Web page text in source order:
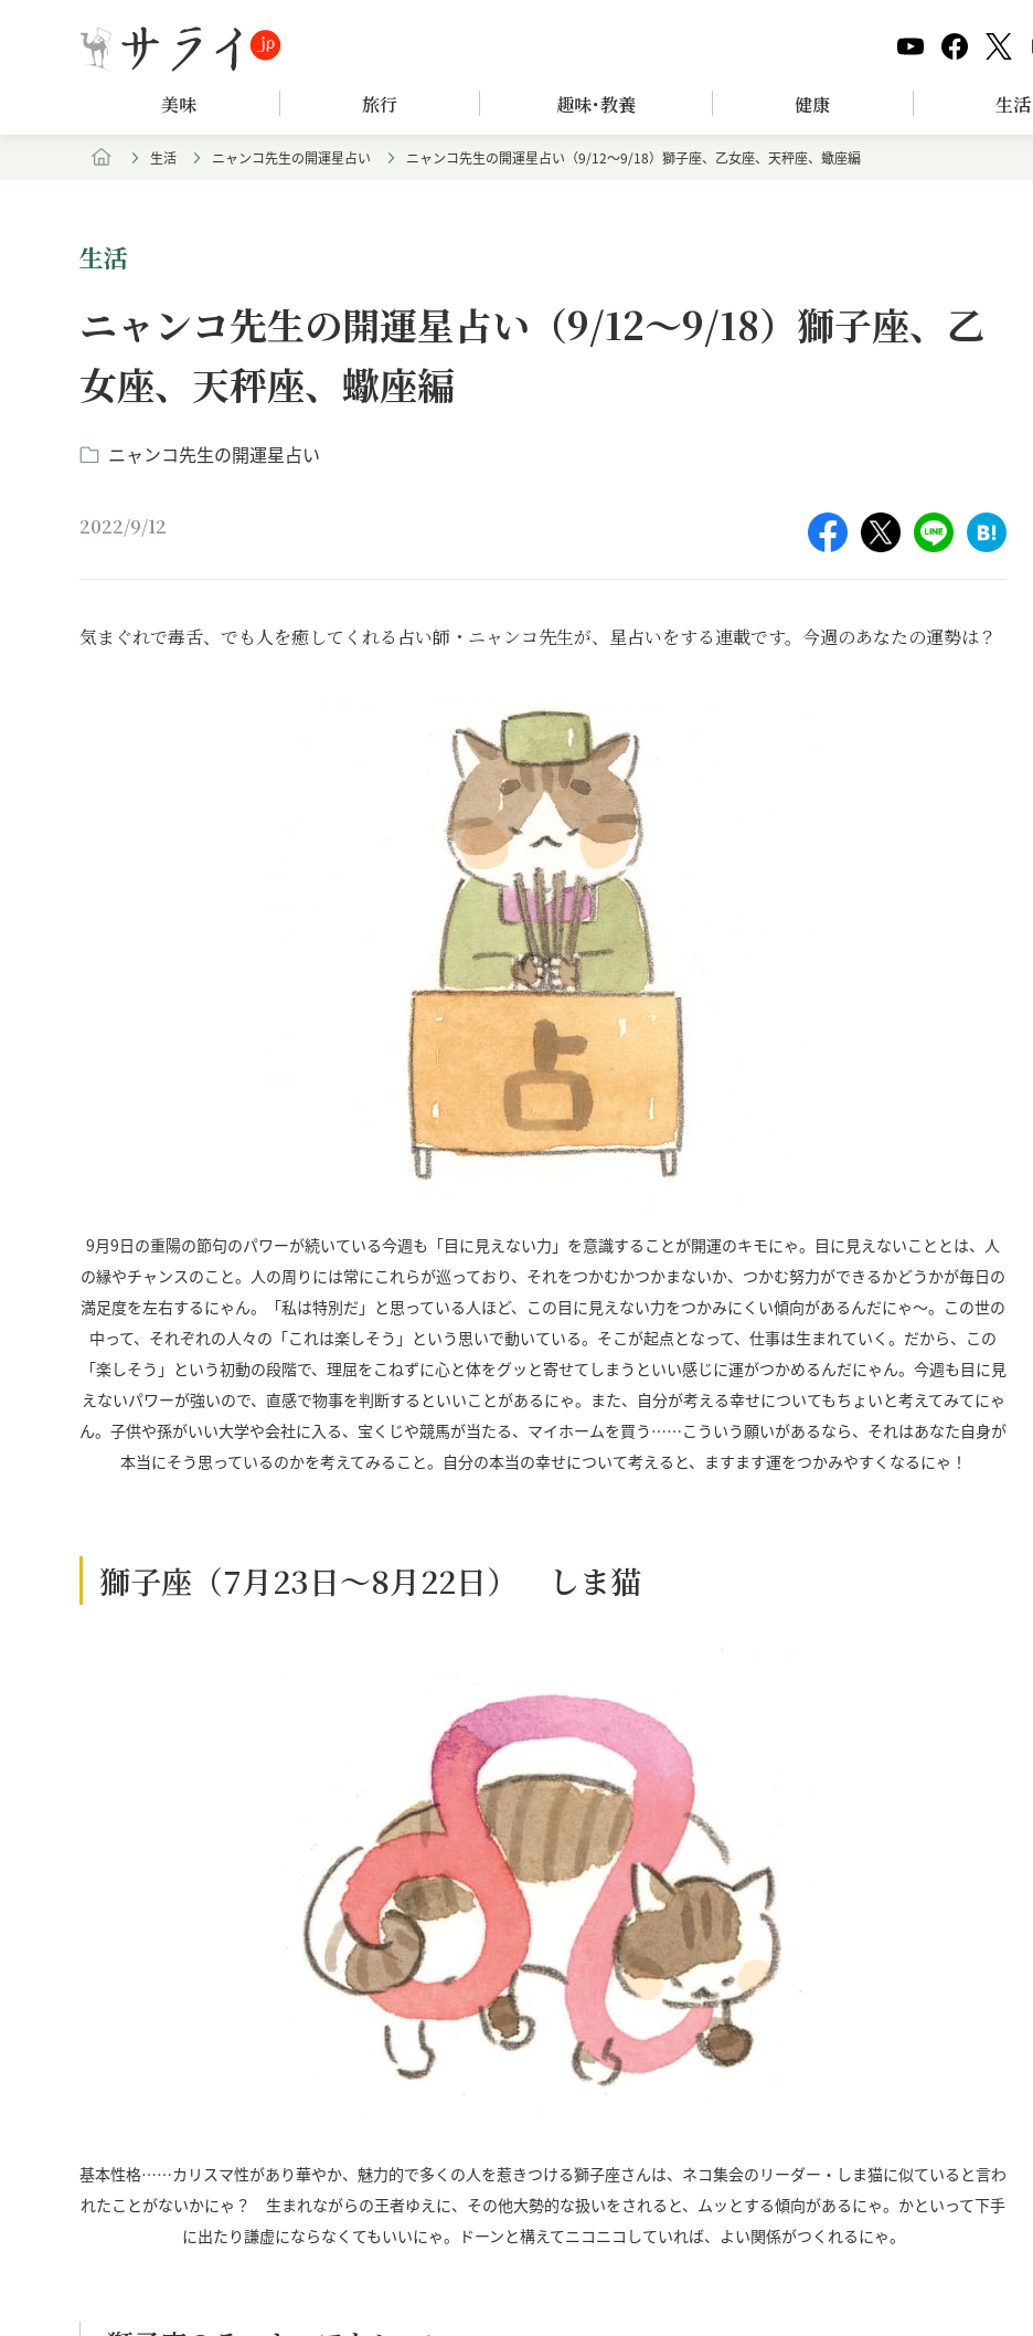
美味 旅行 趣味･教養 健康 生活
生活 ニャンコ先生の開運星占い ニャンコ先生の開運星占い（9/12～9/18）獅子座、乙女座、天秤座、蠍座編
生活
ニャンコ先生の開運星占い（9/12～9/18）獅子座、乙
女座、天秤座、蠍座編
ニャンコ先生の開運星占い
2022/9/12
気まぐれで毒舌、でも人を癒してくれる占い師・ニャンコ先生が、星占いをする連載です。今週のあなたの運勢は？
9月9日の重陽の節句のパワーが続いている今週も「目に見えない力」を意識することが開運のキモにゃ。目に見えないこととは、人
の縁やチャンスのこと。人の周りには常にこれらが巡っており、それをつかむかつかまないか、つかむ努力ができるかどうかが毎日の
満足度を左右するにゃん。「私は特別だ」と思っている人ほど、この目に見えない力をつかみにくい傾向があるんだにゃ～。この世の
中って、それぞれの人々の「これは楽しそう」という思いで動いている。そこが起点となって、仕事は生まれていく。だから、この
「楽しそう」という初動の段階で、理屈をこねずに心と体をグッと寄せてしまうといい感じに運がつかめるんだにゃん。今週も目に見
えないパワーが強いので、直感で物事を判断するといいことがあるにゃ。また、自分が考える幸せについてもちょいと考えてみてにゃ
ん。子供や孫がいい大学や会社に入る、宝くじや競馬が当たる、マイホームを買う……こういう願いがあるなら、それはあなた自身が
本当にそう思っているのかを考えてみること。自分の本当の幸せについて考えると、ますます運をつかみやすくなるにゃ！
獅子座（7月23日～8月22日） しま猫
基本性格……カリスマ性があり華やか、魅力的で多くの人を惹きつける獅子座さんは、ネコ集会のリーダー・しま猫に似ていると言わ
れたことがないかにゃ？ 生まれながらの王者ゆえに、その他大勢的な扱いをされると、ムッとする傾向があるにゃ。かといって下手
に出たり謙虚にならなくてもいいにゃ。ドーンと構えてニコニコしていれば、よい関係がつくれるにゃ。